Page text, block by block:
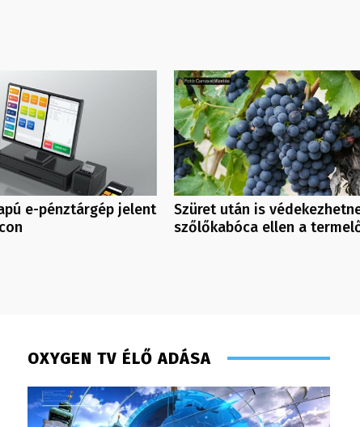
e-pénztárgép jelent
Szüret után is
szőlőkabóca ellen a
OXYGEN TV ÉLŐ ADÁSA